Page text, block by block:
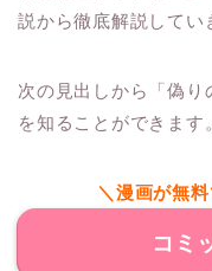
説から徹底解説してい
次の見出しから「偽り
を知ることができます。
＼漫画が無
コミ